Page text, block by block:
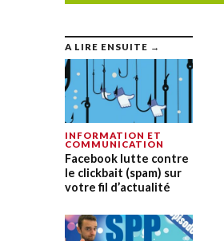
A LIRE ENSUITE →
INFORMATION ET
COMMUNICATION
Facebook lutte contre
le clickbait (spam) sur
votre fil d’actualité